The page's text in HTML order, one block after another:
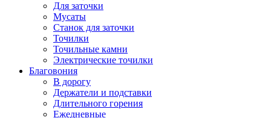
Для заточки
Мусаты
Станок для заточки
Точилки
Точильные камни
Электрические точилки
Благовония
В дорогу
Держатели и подставки
Длительного горения
Ежедневные